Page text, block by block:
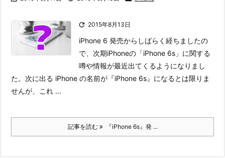
 2015年8月13日
iPhone 6 発売からしばらく経ちましたの
で、次期iPhoneの「iPhone 6s」に関する
噂や情報が最近出てくるようになりまし
た。 次に出る iPhone の名前が『iPhone 6s』になるとは限りま
せんが、これ ...
記事を読む 『iPhone 6s』発 ...